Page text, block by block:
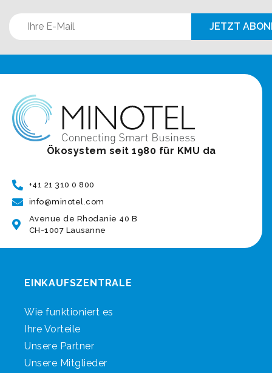
Ökosystem seit 1980 für KMU da
+41 21 310 0 800
info@minotel.com
Avenue de Rhodanie 40 B
CH-1007 Lausanne
EINKAUFSZENTRALE
Wie funktioniert es
Ihre Vorteile
Unsere Partner
Unsere Mitglieder